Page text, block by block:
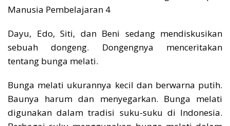
Dayu, Edo, Siti, dan Beni sedang mendiskusikan
sebuah dongeng. Dongengnya menceritakan
tentang bunga melati.
Bunga melati ukurannya kecil dan berwarna putih.
Baunya harum dan menyegarkan. Bunga melati
digunakan dalam tradisi suku-suku di Indonesia.